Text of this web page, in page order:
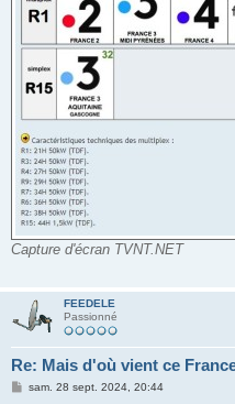
Capture d'écran TVNT.NET
FEEDELE
Passionné
Re: Mais d'où vient ce
Msam. 28 sept. 2024, 20:44